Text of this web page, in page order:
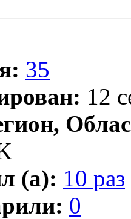
35
12
(а): 10 раз
0